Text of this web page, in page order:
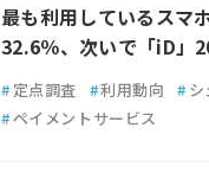
最も利用しているスマ
32.6％、次いで「iD」
# 定点調査 #利用動向 # シ
#ペイメントサービス